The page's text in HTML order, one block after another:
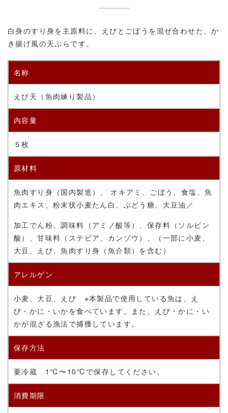
白身のすり身を主原料に、えびとごぼうを混ぜ合わせた、か
き揚げ風の天ぷらです。
名称
えび天 （ 魚肉練り製品）
内容量
５枚
原材料
魚肉すり身（国内製造）、 オキアミ、ごぼう、食塩、魚
肉エキス、粉末状小麦たん白、ぶどう糖、大豆油／
加工でん粉、調味料（アミノ酸等）、保存料（ソルビン
酸）、甘味料（ステビア、カンゾウ）、（一部に小麦、
大豆、えび、魚肉すり身（魚介類）を含む）
アレルゲン
小麦、大豆、えび ※本製品で使用している魚は、え
び・かに・いかを食べています。また、えび・かに・い
かが混ざる漁法で捕獲しています。
保存方法
要冷蔵 1℃〜10℃で保存してください。
消費期限